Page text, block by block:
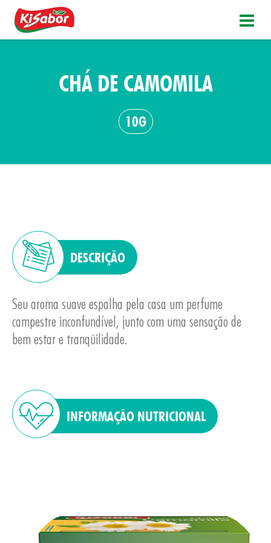
CHÁ DE CAMOMILA
10G
DESCRIÇÃO
Seu aroma suave espalha pela casa um perfume
campestre inconfundível, junto com uma sensação de
bem estar e tranqüilidade.
INFORMAÇÃO NUTRICIONAL